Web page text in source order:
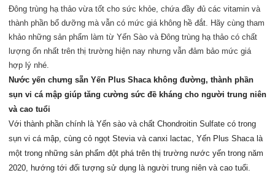
Đông trùng hạ thảo vừa tốt cho sức khỏe, chứa đầy đủ các vitamin và
thành phần bổ dưỡng mà vẫn có mức giá không hề đắt. Hãy cùng tham
khảo những sản phẩm làm từ Yến Sào và Đông trùng hạ thảo có chất
lượng ổn nhất trên thị trường hiện nay nhưng vẫn đảm bảo mức giá
hợp lý nhé.
Nước yến chưng sẵn Yến Plus Shaca không đường, thành phần
sụn vi cá mập giúp tăng cường sức đề kháng cho người trung niên
và cao tuổi
Với thành phần chính là Yến sào và chất Chondroitin Sulfate có trong
sụn vi cá mập, cùng cỏ ngọt Stevia và canxi lactac, Yến Plus Shaca là
một trong những sản phẩm đột phá trên thị trường nước yến trong năm
2020, hướng tới đối tượng sử dụng là người trung niên và cao tuổi.